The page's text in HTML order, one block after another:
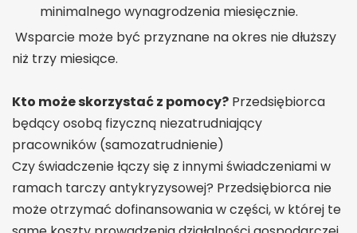
minimalnego wynagrodzenia miesięcznie.
Wsparcie może być przyznane na okres nie dłuższy
niż trzy miesiące.
Kto może skorzystać z pomocy? Przedsiębiorca
będący osobą fizyczną niezatrudniający
pracowników (samozatrudnienie)
Czy świadczenie łączy się z innymi świadczeniami w
ramach tarczy antykryzysowej? Przedsiębiorca nie
może otrzymać dofinansowania w części, w której te